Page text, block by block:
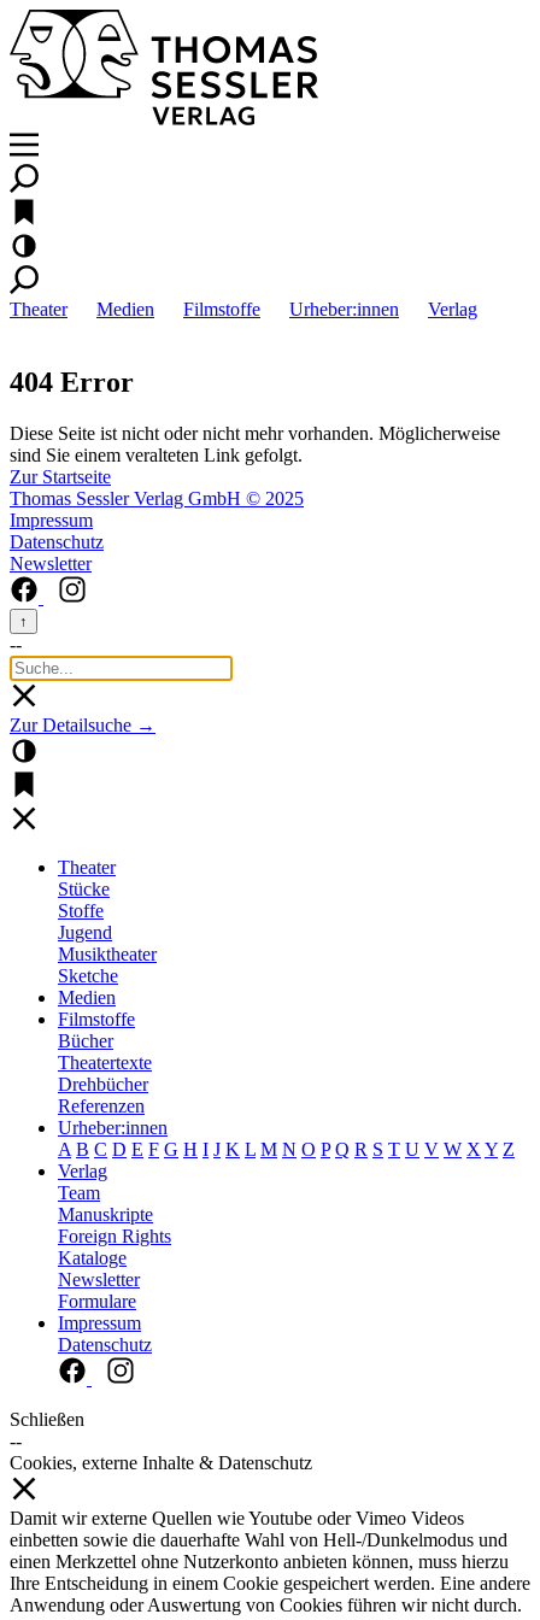
Theater Medien Filmstoffe Urheber:innen Verlag
404 Error
Diese Seite ist nicht oder nicht mehr vorhanden. Möglicherweise
sind Sie einem veralteten Link gefolgt.
Zur Startseite
Thomas Sessler Verlag GmbH © 2025
Impressum
Datenschutz
Newsletter
↑
--
Zur Detailsuche →
Theater
Stücke
Stoffe
Jugend
Musiktheater
Sketche
Medien
Filmstoffe
Bücher
Theatertexte
Drehbücher
Referenzen
Urheber:innen
A B C D E F G H I J K L M N O P Q R S T U V W X Y Z
Verlag
Team
Manuskripte
Foreign Rights
Kataloge
Newsletter
Formulare
Impressum
Datenschutz
Schließen
--
Cookies, externe Inhalte & Datenschutz
Damit wir externe Quellen wie Youtube oder Vimeo Videos
einbetten sowie die dauerhafte Wahl von Hell-/Dunkelmodus und
einen Merkzettel ohne Nutzerkonto anbieten können, muss hierzu
Ihre Entscheidung in einem Cookie gespeichert werden. Eine andere
Anwendung oder Auswertung von Cookies führen wir nicht durch.